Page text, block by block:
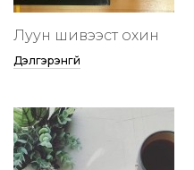
Луун шивээст охин
Дэлгэрэнгүй